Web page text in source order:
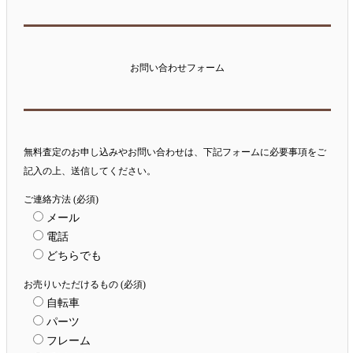
お問い合わせフォーム
無料査定のお申し込みやお問い合わせは、下記フォームに必要事項をご
記入の上、送信してください。
ご連絡方法 (必須)
メール
電話
どちらでも
お売りいただけるもの (必須)
自転車
パーツ
フレーム